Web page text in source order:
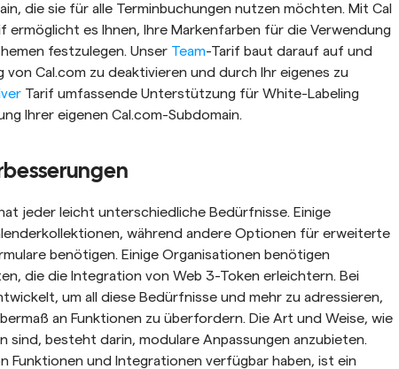
die sie für alle Terminbuchungen nutzen möchten. Mit Cal
ermöglicht es Ihnen, Ihre Markenfarben für die Verwendung
festzulegen. Unser Team-Tarif baut darauf auf und
von Cal.com zu deaktivieren und durch Ihr eigenes zu
Tarif umfassende Unterstützung für White-Labeling
Ihrer eigenen Cal.com-Subdomain.
jeder leicht unterschiedliche Bedürfnisse. Einige
während andere Optionen für erweiterte
benötigen. Einige Organisationen benötigen
die die Integration von Web 3-Token erleichtern. Bei
um all diese Bedürfnisse und mehr zu adressieren,
an Funktionen zu überfordern. Die Art und Weise, wie
sind, besteht darin, modulare Anpassungen anzubieten.
Funktionen und Integrationen verfügbar haben, ist ein